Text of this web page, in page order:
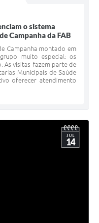
o sistema
Campanha da FAB
Campanha montado em
muito especial: os
As visitas fazem parte de
Municipais de Saúde
oferecer atendimento
JUL
14